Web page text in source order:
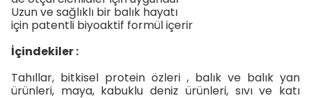
Uzun ve sağlıklı bir balık hayatı
için patentli biyoaktif formül içerir
İçindekiler :
Tahıllar, bitkisel protein özleri , balık ve balık yan
ürünleri, maya, kabuklu deniz ürünleri, sıvı ve katı